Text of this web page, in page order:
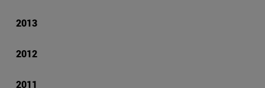
2013
2012
2011